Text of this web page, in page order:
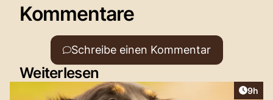
Kommentare
Schreibe einen Kommentar
Weiterlesen
9h